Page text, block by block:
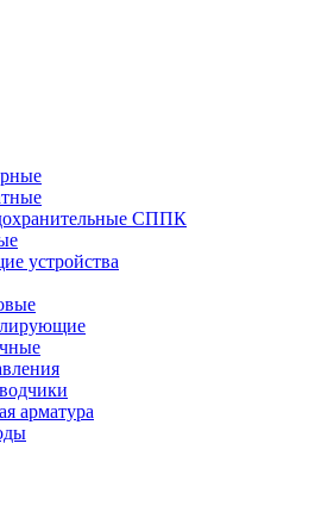
СППК
устройства
арматура